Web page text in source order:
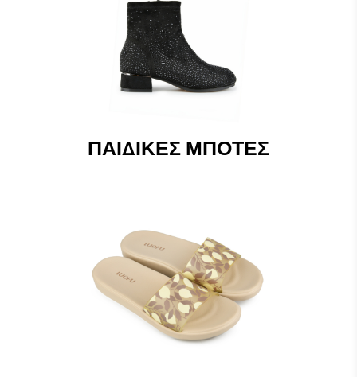
ΠΑΙΔΙΚΈΣ ΜΠΌΤΕΣ